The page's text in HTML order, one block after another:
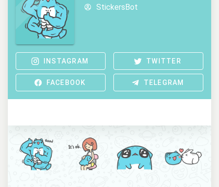
StickersBot
INSTAGRAM TWITTER
FACEBOOK TELEGRAM